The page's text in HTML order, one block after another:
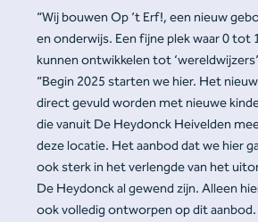
“Wij bouwen Op ’t Erf!, een nieuw
en onderwijs. Een fijne plek waar 0 tot
kunnen ontwikkelen tot
“Begin 2025 starten we hier. Het
direct gevuld worden met nieuwe
die vanuit De Heydonck Heivelden
deze locatie. Het aanbod dat we hier
ook sterk in het verlengde van het
De Heydonck al gewend zijn. Alleen
ook volledig ontworpen op dit